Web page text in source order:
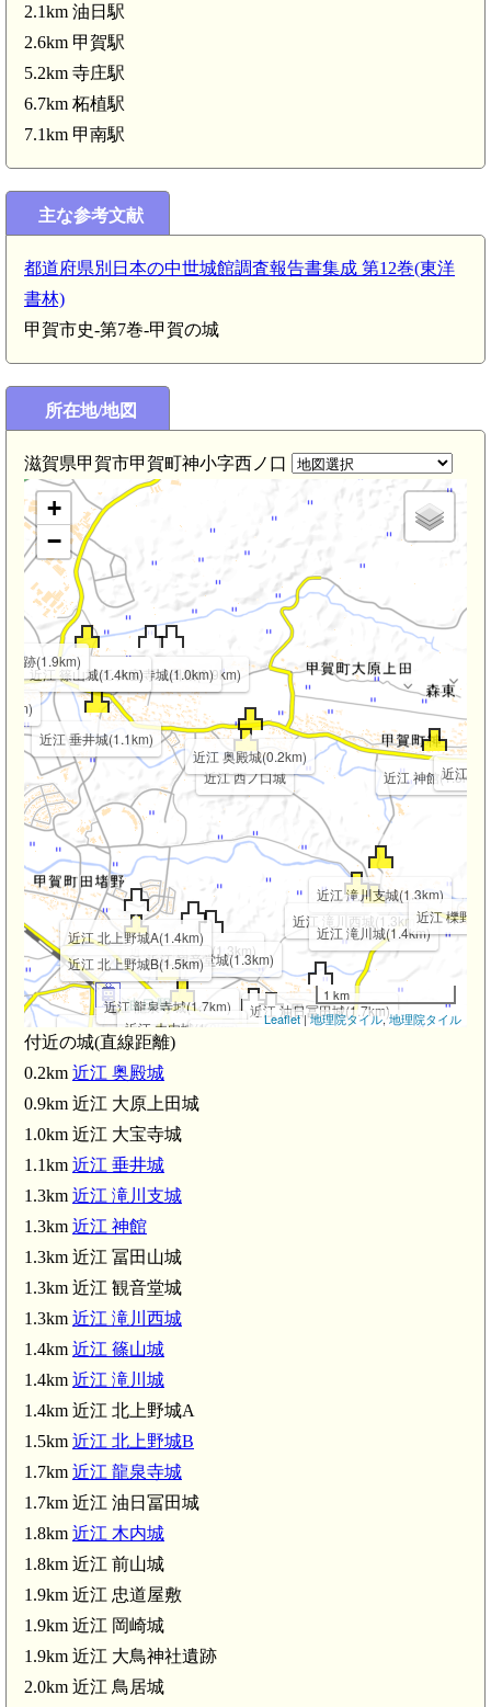
2.1km 油日駅
2.6km 甲賀駅
5.2km 寺庄駅
6.7km 柘植駅
7.1km 甲南駅
主な参考文献
都道府県別日本の中世城館調査報告書集成 第12巻(東洋
書林)
甲賀市史-第7巻-甲賀の城
所在地/地図
滋賀県甲賀市甲賀町神小字西ノ口
油日駅(2.1km)
近江 西ノ口城
近江 奥殿城(0.2km)
近江 大原上田城(0.9km)
近江 大宝寺城(1.0km)
近江 垂井城(1.1km)
近江 滝川支城(1.3km)
近江 神館(1.3km)
近江 冨田山城(1.3km)
近江 観音堂城(1.3km)
近江 滝川西城(1.3km)
近江 篠山城(1.4km)
近江 滝川城(1.4km)
近江 北上野城A(1.4km)
近江 北上野城B(1.5km)
近江 龍泉寺城(1.7km)
近江 油日冨田城(1.7km)
近江 木内城(1.8km)
近江 忠
遺跡(1.9km)
近江 櫟野大
+
−
1 km
Leaflet|地理院タイル,地理院タイル
付近の城(直線距離)
0.2km 近江 奥殿城
0.9km 近江 大原上田城
1.0km 近江 大宝寺城
1.1km 近江 垂井城
1.3km 近江 滝川支城
1.3km 近江 神館
1.3km 近江 冨田山城
1.3km 近江 観音堂城
1.3km 近江 滝川西城
1.4km 近江 篠山城
1.4km 近江 滝川城
1.4km 近江 北上野城A
1.5km 近江 北上野城B
1.7km 近江 龍泉寺城
1.7km 近江 油日冨田城
1.8km 近江 木内城
1.8km 近江 前山城
1.9km 近江 忠道屋敷
1.9km 近江 岡崎城
1.9km 近江 大鳥神社遺跡
2.0km 近江 鳥居城